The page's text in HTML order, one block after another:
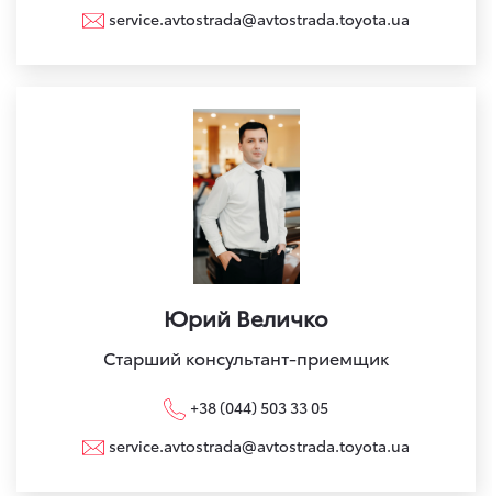
service.avtostrada@avtostrada.toyota.ua
Юрий Величко
Старший консультант-приемщик
+38 (044) 503 33 05
service.avtostrada@avtostrada.toyota.ua